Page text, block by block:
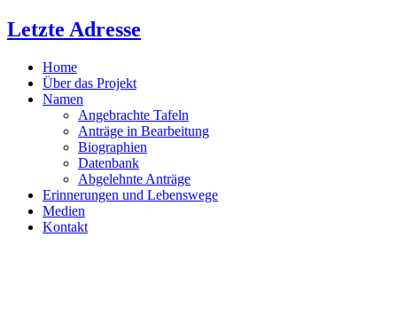
Zum
Inhalt
Letzte Adresse
Home
Über das Projekt
Namen
Angebrachte Tafeln
Anträge in Bearbeitung
Biographien
Datenbank
Abgelehnte Anträge
Erinnerungen und Lebenswege
Medien
Kontakt